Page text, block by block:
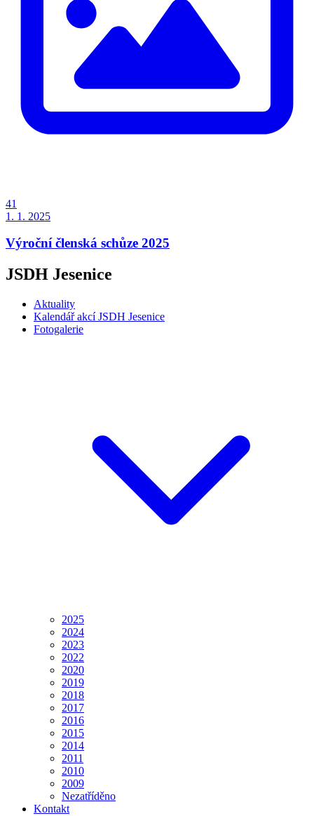
41
1. 1. 2025
Výroční členská schůze 2025
JSDH Jesenice
Aktuality
Kalendář akcí JSDH Jesenice
Fotogalerie
2025
2024
2023
2022
2020
2019
2018
2017
2016
2015
2014
2011
2010
2009
Nezatříděno
Kontakt